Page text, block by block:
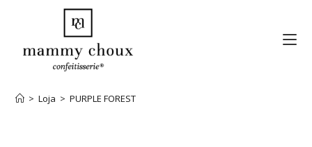
> Loja > PURPLE FOREST